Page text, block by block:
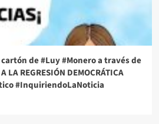
de #Luy #Monero a través de
REGRESIÓN DEMOCRÁTICA
#InquiriendoLaNoticia